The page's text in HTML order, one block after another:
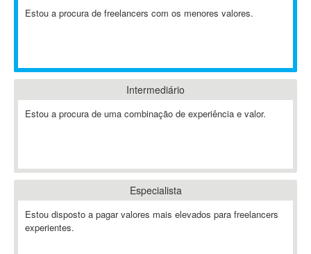
AAUS Scientific Diver
Abaqus
ABIS
Ableton Push
Abstract
Abstract Window Toolkit (AWT)
Absynth
Estou a procura de freelancers com os menores valores.
Intermediário
Estou a procura de uma combinação de experiência e valor.
Especialista
Estou disposto a pagar valores mais elevados para freelancers
experientes.